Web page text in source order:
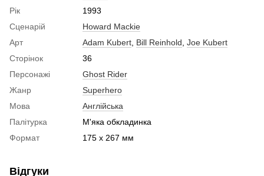
Рік
1993
Сценарій
Howard Mackie
Арт
Adam Kubert Bill Reinhold Joe Kubert
Сторінок
36
Персонажі
Ghost Rider
Жанр
Superhero
Мова
Англійська
Палітурка
М'яка обкладинка
Формат
175 x 267 мм
Відгуки